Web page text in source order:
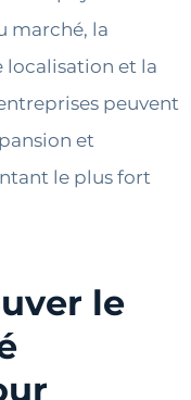
marché, la
localisation et la
peuvent
et
le plus fort
le